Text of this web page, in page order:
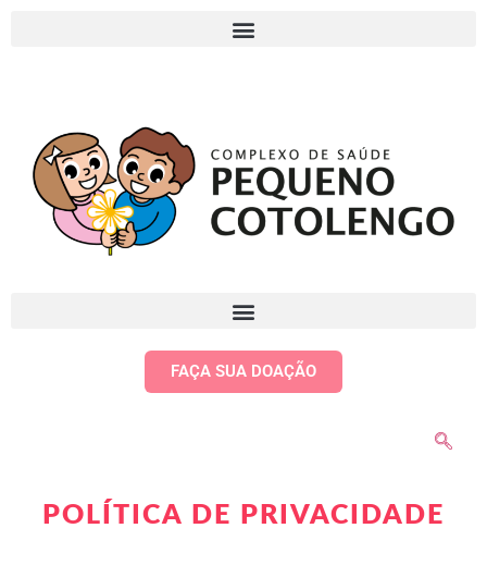
FAÇA SUA DOAÇÃO
POLÍTICA DE PRIVACIDADE